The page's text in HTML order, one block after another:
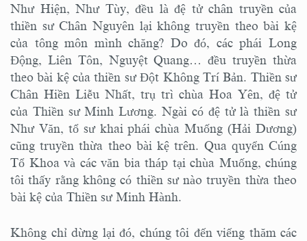
Như Hiện, Như Tùy, đều là đệ tử chân truyền của
thiền sư Chân Nguyên lại không truyền theo bài kệ
của tông môn mình chăng? Do đó, các phái Long
Động, Liên Tôn, Nguyệt Quang… đều truyền thừa
theo bài kệ của thiền sư Đột Không Trí Bản. Thiền sư
Chân Hiền Liễu Nhất, trụ trì chùa Hoa Yên, đệ tử
của Thiền sư Minh Lương. Ngài có đệ tử là thiền sư
Như Văn, tổ sư khai phái chùa Muống (Hải Dương)
cũng truyền thừa theo bài kệ trên. Qua quyển Cúng
Tổ Khoa và các văn bia tháp tại chùa Muống, chúng
tôi thấy rằng không có thiền sư nào truyền thừa theo
bài kệ của Thiền sư Minh Hành.
Không chỉ dừng lại đó, chúng tôi đến viếng thăm các